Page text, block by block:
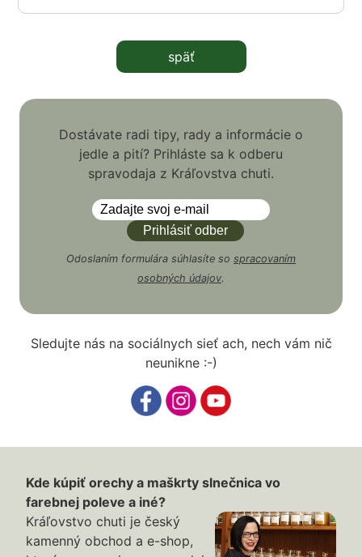
späť
Dostávate radi tipy, rady a informácie o
jedle a pití? Prihláste sa k odberu
spravodaja z Kráľovstva chuti.
Odoslaním formulára súhlasíte so spracovaním
osobných údajov.
Sledujte nás na sociálnych sieť ach, nech vám nič
neunikne :-)
Kde kúpiť orechy a maškrty slnečnica vo
farebnej poleve a iné?
Kráľovstvo chuti je český
kamenný obchod a e-shop,